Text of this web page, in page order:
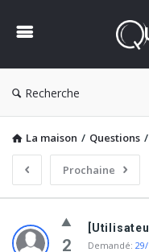
Recherche
La maison / Questions /
Prochaine
Questionneur
Dernière
2 Demandé: